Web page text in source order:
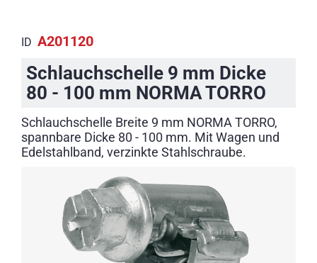
ID A201120
Schlauchschelle 9 mm Dicke
80 - 100 mm NORMA TORRO
Schlauchschelle Breite 9 mm NORMA TORRO,
spannbare Dicke 80 - 100 mm. Mit Wagen und
Edelstahlband, verzinkte Stahlschraube.